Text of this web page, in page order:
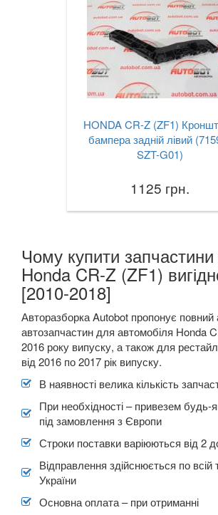
VOLKSWAGEN
В наявності!
HONDA CR-Z (ZF1)
бампера задній лівий
SZT-G01)
1125 грн.
Чому купити
Honda CR-Z (ZF1)
[2010-2018]
Авторазборка Autobot пропонує повний
автозапчастин для автомобіля Honda
2016 року випуску, а також для
від 2016 по 2017 рік випуску.
В наявності велика кількість
При необхідності – привезем будь-
під замовлення з Європи
Строки поставки варіюються від 2
Відправлення здійснюється по всій
України
Основна оплата – при отриманні